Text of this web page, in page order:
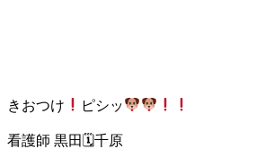
きおつけ ピシッ
看護師 黒田🗓千原